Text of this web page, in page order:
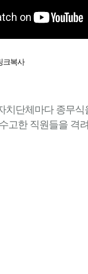
크복사
치단체마다 종무식
고한 직원들을 격